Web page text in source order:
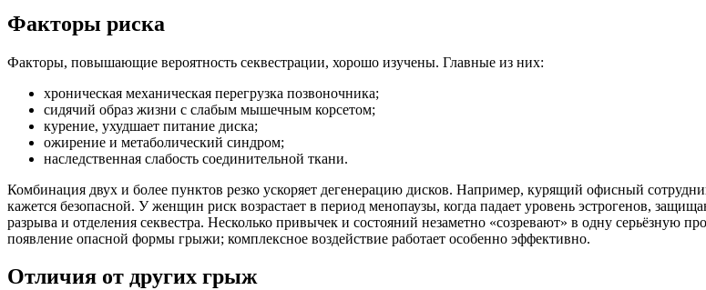
Факторы риска
Факторы, повышающие вероятность секвестрации, хорошо изучены. Главные из них:
хроническая механическая перегрузка позвоночника;
сидячий образ жизни с слабым мышечным корсетом;
курение, ухудшает питание диска;
ожирение и метаболический синдром;
наследственная слабость соединительной ткани.
Комбинация двух и более пунктов резко ускоряет дегенерацию дисков. Например, курящий офисный
кажется безопасной. У женщин риск возрастает в период менопаузы, когда падает уровень эстрогенов,
разрыва и отделения секвестра. Несколько привычек и состояний незаметно «созревают» в одну серьёзную
появление опасной формы грыжи; комплексное воздействие работает особенно эффективно.
Отличия от других грыж